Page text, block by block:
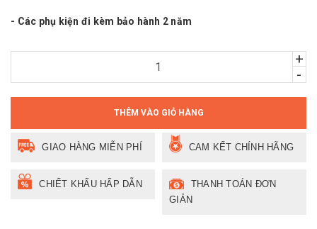
- Các phụ kiện đi kèm bảo hành 2 năm
+
-
THÊM VÀO GIỎ HÀNG
GIAO HÀNG MIỄN PHÍ CAM KẾT CHÍNH HÃNG
CHIẾT KHẤU HẤP DẪN
THANH TOÁN ĐƠN
GIẢN